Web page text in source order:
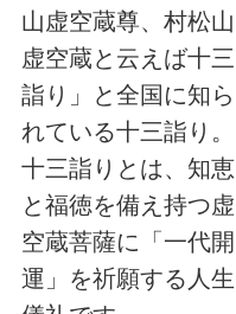
山虚空蔵尊、村松山
虚空蔵と云えば十三
詣り」と全国に知ら
れている十三詣り。
十三詣りとは、知恵
と福徳を備え持つ虚
空蔵菩薩に「一代開
運」を祈願する人生